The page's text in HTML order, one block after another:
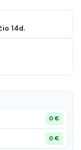
14d.
0 €
0 €